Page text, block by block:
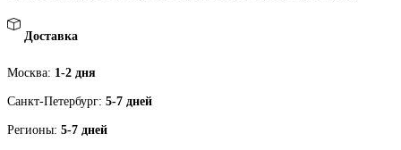
Доставка
Москва: 1-2 дня
Санкт-Петербург: 5-7 дней
Регионы: 5-7 дней